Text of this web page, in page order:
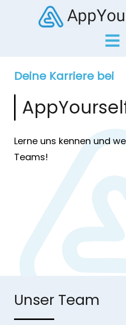
Deine Karriere bei
Lerne uns kennen und
Teams!
Unser Team